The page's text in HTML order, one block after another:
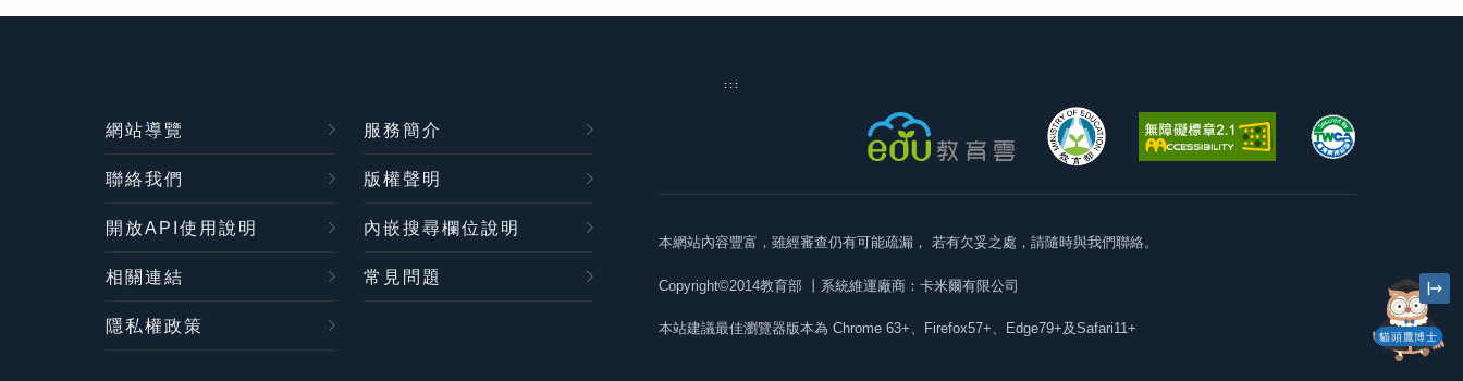
貓頭鷹博士
:::
網站導覽 服務簡介
聯絡我們 版權聲明
開放API使用說明 內嵌搜尋欄位說明
相關連結 常見問題
隱私權政策
本網站內容豐富，雖經審查仍有可能疏漏， 若有欠妥之處，請隨時與我們聯絡。
Copyright©2014教育部 丨系統維運廠商：卡米爾有限公司
本站建議最佳瀏覽器版本為 Chrome 63+、Firefox57+、Edge79+及Safari11+